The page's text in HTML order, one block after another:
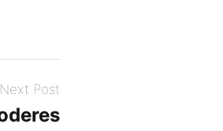
Next Post